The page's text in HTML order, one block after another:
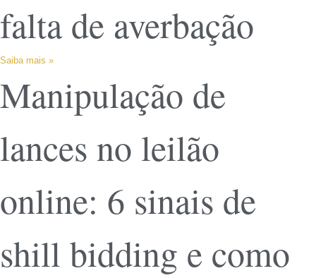
falta de averbação
Saiba mais »
Manipulação de
lances no leilão
online: 6 sinais de
shill bidding e como